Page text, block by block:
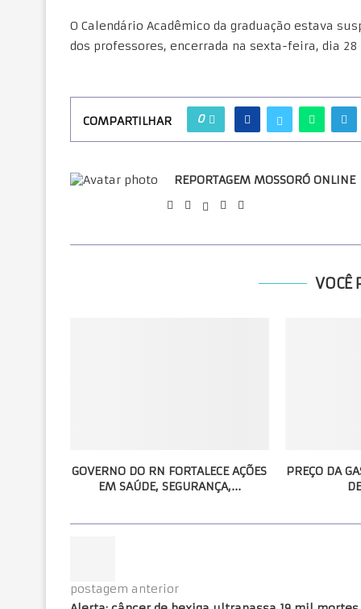
O Calendário Acadêmico da graduação estava
dos professores, encerrada na sexta-feira, dia 28
COMPARTILHAR 0
REPORTAGEM MOSSORÓ ONLINE
VOCÊ
GOVERNO DO RN FORTALECE AÇÕES
EM SAÚDE, SEGURANÇA,...
PREÇO DA
postagem anterior